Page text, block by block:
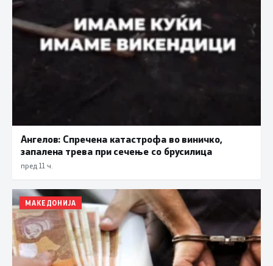
Ангелов: Спречена катастрофа во виничко,
запалена трева при сечење со брусилица
пред 11 ч.
МАКЕДОНИЈА